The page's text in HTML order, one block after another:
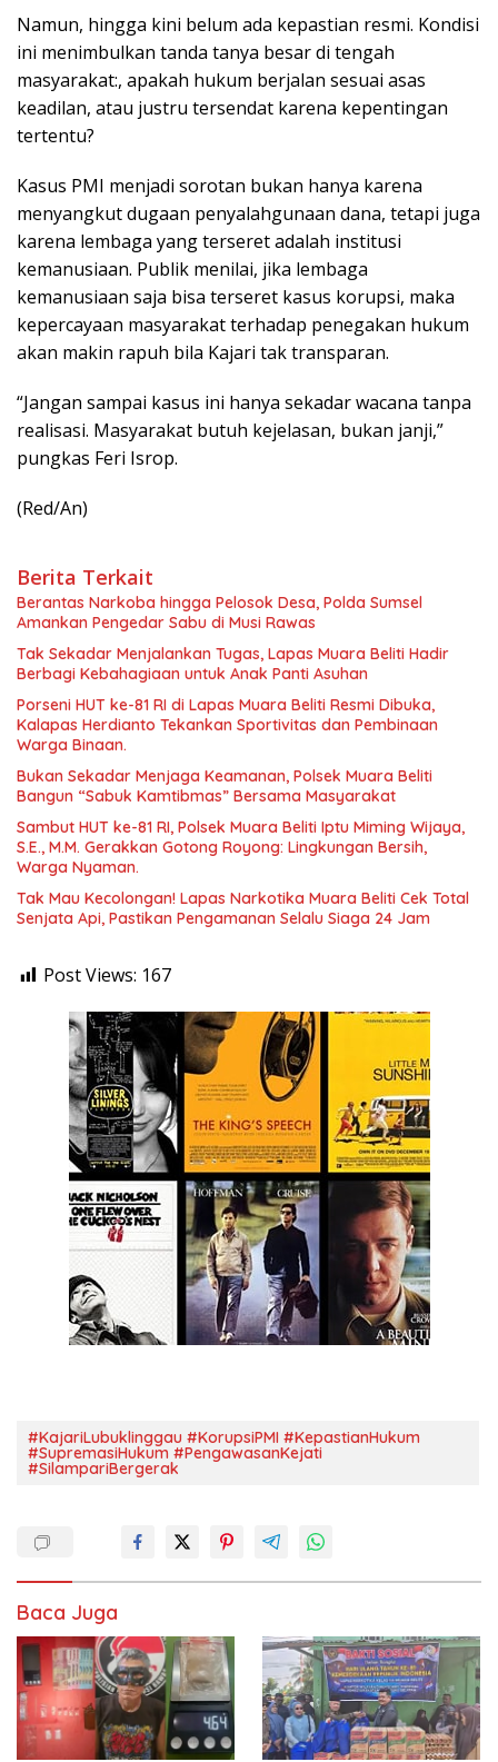
Namun, hingga kini belum ada kepastian resmi. Kondisi
ini menimbulkan tanda tanya besar di tengah
masyarakat:, apakah hukum berjalan sesuai asas
keadilan, atau justru tersendat karena kepentingan
tertentu?
Kasus PMI menjadi sorotan bukan hanya karena
menyangkut dugaan penyalahgunaan dana, tetapi juga
karena lembaga yang terseret adalah institusi
kemanusiaan. Publik menilai, jika lembaga
kemanusiaan saja bisa terseret kasus korupsi, maka
kepercayaan masyarakat terhadap penegakan hukum
akan makin rapuh bila Kajari tak transparan.
“Jangan sampai kasus ini hanya sekadar wacana tanpa
realisasi. Masyarakat butuh kejelasan, bukan janji,”
pungkas Feri Isrop.
(Red/An)
Berita Terkait
Berantas Narkoba hingga Pelosok Desa, Polda Sumsel
Amankan Pengedar Sabu di Musi Rawas
Tak Sekadar Menjalankan Tugas, Lapas Muara Beliti Hadir
Berbagi Kebahagiaan untuk Anak Panti Asuhan
Porseni HUT ke-81 RI di Lapas Muara Beliti Resmi Dibuka,
Kalapas Herdianto Tekankan Sportivitas dan Pembinaan
Warga Binaan.
Bukan Sekadar Menjaga Keamanan, Polsek Muara Beliti
Bangun “Sabuk Kamtibmas” Bersama Masyarakat
Sambut HUT ke-81 RI, Polsek Muara Beliti Iptu Miming Wijaya,
S.E., M.M. Gerakkan Gotong Royong: Lingkungan Bersih,
Warga Nyaman.
Tak Mau Kecolongan! Lapas Narkotika Muara Beliti Cek Total
Senjata Api, Pastikan Pengamanan Selalu Siaga 24 Jam
Post Views: 167
#KajariLubuklinggau #KorupsiPMI #KepastianHukum
#SupremasiHukum #PengawasanKejati
#SilampariBergerak
Baca Juga